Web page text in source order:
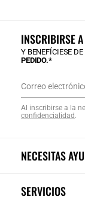
NECESITAS
SERVICIOS
INSCRIBIRSE
Y BENEFÍCIESE DE
PEDIDO.*
Correo
Al inscribirse a la
confidencialidad.